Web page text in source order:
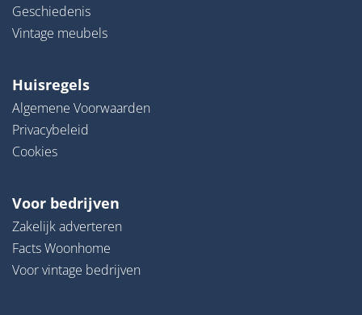
Geschiedenis
Vintage meubels
Huisregels
Algemene Voorwaarden
Privacybeleid
Cookies
Voor bedrijven
Zakelijk adverteren
Facts Woonhome
Voor vintage bedrijven